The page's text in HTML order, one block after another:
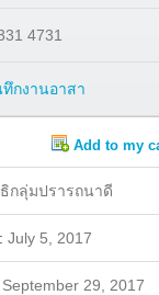
4731
กงานอาสา
Add to my
กลุ่มปรารถนาดี
July 5, 2017
September 29, 2017